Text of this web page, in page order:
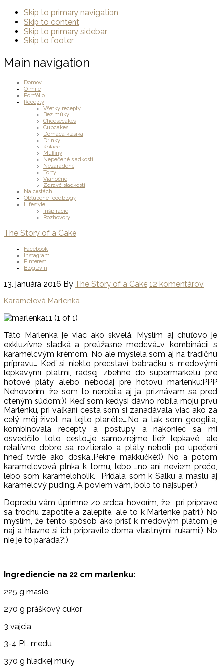
Skip to primary navigation
Skip to content
Skip to primary sidebar
Skip to footer
Main navigation
Domov
O mne
Portfólio
Recepty
Všetky recepty
Bez múky
Cheesecakes
Cupcakes
Domáca klasika
Drinky
Koláče
Muffiny
Nepečené sladkosti
Nezaradené
Torty
Vianočné
Zdravé sladkosti
Na cestách
Obľúbené foodblogy
Lifestyle
Inšpirácie
Rozhovory
The Story of a Cake
Facebook
Instagram
Pinterest
Bloglovin
13. januára 2016 By The Story of a Cake 12 komentárov
Karamelová Marlenka
Táto Marlenka je viac ako skvelá. Myslím aj chuťovo je
exkluzívne sladká a preúžasne medová…v kombinácii s
karamelovým krémom. No ale myslela som aj na tradičnú
prípravu… Keď si niekto predstaví babračku s medovými
lepkavými plátmi, radšej zbehne do supermarketu pre
hotové pláty alebo nebodaj pre hotovú marlenku:PPP
Nehovorím, že som to nerobila aj ja, priznávam sa pred
cteným súdom:)) Keď som kedysi dávno robila moju prvú
Marlenku, pri vaľkaní cesta som si zanadávala viac ako za
celý môj život na tejto planéte….No a tak som googlila,
kombinovala recepty a postupy a nakoniec sa mi
osvedčilo toto cesto…je samozrejme tiež lepkavé, ale
relatívne dobre sa roztieralo a pláty neboli po upečení
hneď tvrdé ako doska..Pekne mäkkučké:)) No a potom
karamelovová plnka k tomu, lebo …no ani neviem prečo,
lebo som karameloholik. Pridala som k Salku a maslu aj
karamelový puding. A poviem vám, bolo to najsuper:)
Dopredu vám úprimne zo srdca hovorím, že pri príprave
sa trochu zapotíte a zalepíte, ale to k Marlenke patrí:) No
myslím, že tento spôsob ako prísť k medovým plátom je
naj a hlavne si ich pripravíte doma vlastnými rukami:) No
nie je to paráda?:)
Ingrediencie na 22 cm marlenku:
225 g maslo
270 g práškový cukor
3 vajcia
3-4 PL medu
370 g hladkej múky